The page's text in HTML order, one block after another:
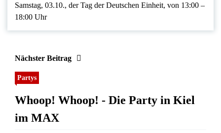
Samstag, 03.10., der Tag der Deutschen Einheit, von 13:00 –
18:00 Uhr
Nächster Beitrag
Partys
Whoop! Whoop! - Die Party in Kiel
im MAX